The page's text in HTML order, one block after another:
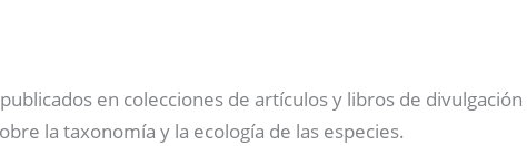
en colecciones de artículos y libros de
la taxonomía y la ecología de las especies.